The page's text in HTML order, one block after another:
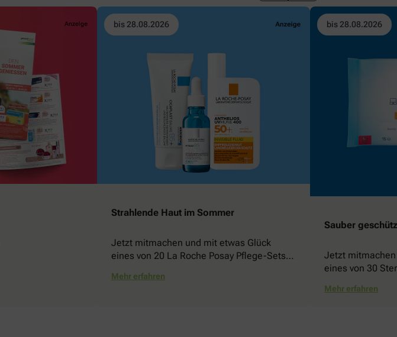
bis 28.08.2026
Strahlende Haut im Sommer
Jetzt mitmachen und mit etwas Glück
eines von 20 La Roche Posay Pflege-Sets
Mehr erfahren
bis 28.08.2026
Sauber
Jetzt
eines von 30
Mehr erfahren